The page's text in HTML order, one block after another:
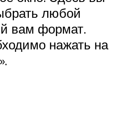
любой
вам формат.
нажать на